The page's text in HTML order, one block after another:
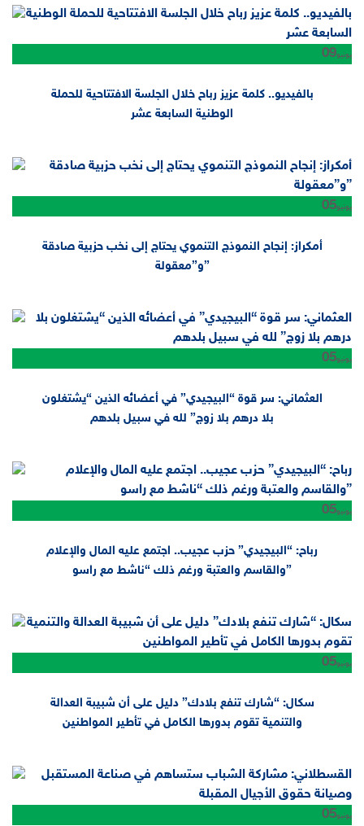
09يونيو
بالفيديو.. كلمة عزيز رباح خلال الجلسة الافتتاحية للحملة
الوطنية السابعة عشر
05يونيو
أمكراز: إنجاح النموذج التنموي يحتاج إلى نخب حزبية صادقة
و”معقولة”
05يونيو
العثماني: سر قوة “البيجيدي” في أعضائه الذين “يشتغلون
بلا درهم بلا زوج” لله في سبيل بلدهم
05يونيو
رباح: “البيجيدي” حزب عجيب.. اجتمع عليه المال والإعلام
والقاسم والعتبة ورغم ذلك “ناشط مع راسو”
05يونيو
سكال: “شارك تنفع بلادك” دليل على أن شبيبة العدالة
والتنمية تقوم بدورها الكامل في تأطير المواطنين
05يونيو